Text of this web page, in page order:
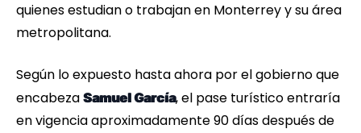
quienes estudian o trabajan en Monterrey y su área
metropolitana.
Según lo expuesto hasta ahora por el gobierno que
encabeza Samuel García, el pase turístico entraría
en vigencia aproximadamente 90 días después de